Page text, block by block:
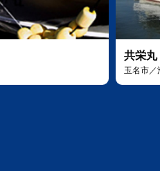
共栄丸
玉名市／